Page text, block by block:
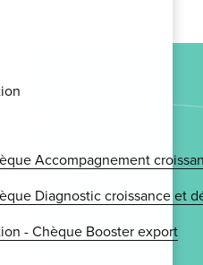
Accompagnement
Diagnostic croissance et
- Chèque Booster export